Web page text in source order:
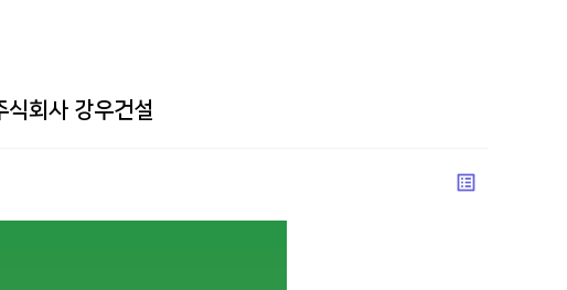
식회사 강우건설
list_alt